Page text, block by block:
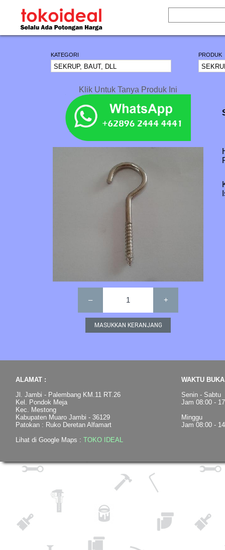
KATEGORI PRODUK
Klik Untuk Tanya Produk Ini
– 1 +
ALAMAT :
Jl. Jambi - Palembang KM.11 RT.26
Kel. Pondok Meja
Kec. Mestong
Kabupaten Muaro Jambi - 36129
Patokan : Ruko Deretan Alfamart
Lihat di Google Maps : TOKO IDEAL
WAKTU
Senin - Sabtu
Jam 08:00 -
Minggu
Jam 08:00 -